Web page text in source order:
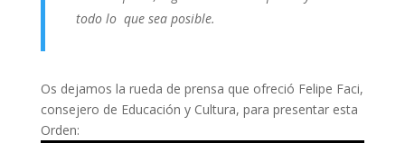
todo lo que sea posible.
Os dejamos la rueda de prensa que ofreció Felipe Faci,
consejero de Educación y Cultura, para presentar esta
Orden: